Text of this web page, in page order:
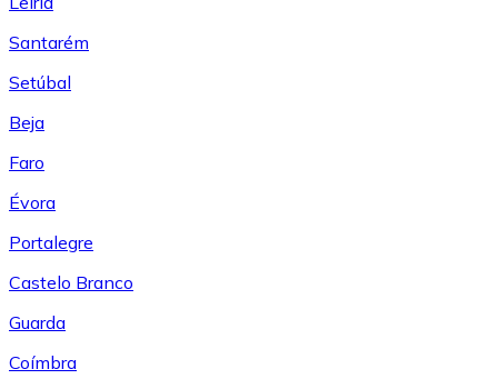
Santarém
Setúbal
Beja
Faro
Évora
Portalegre
Castelo Branco
Guarda
Coímbra